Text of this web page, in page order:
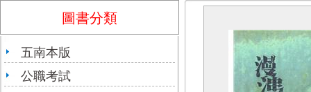
圖書分類
五南本版
公職考試